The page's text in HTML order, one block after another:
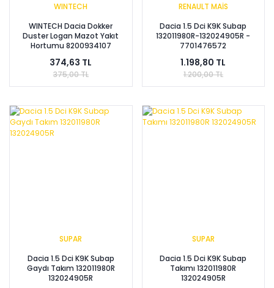
WINTECH
WINTECH Dacia Dokker
Duster Logan Mazot Yakıt
Hortumu 8200934107
374,63 TL
375,00 TL
RENAULT MAİS
Dacia 1.5 Dci K9K Subap
132011980R-132024905R -
7701476572
1.198,80 TL
1.200,00 TL
SUPAR
Dacia 1.5 Dci K9K Subap
Gaydı Takım 132011980R
132024905R
SUPAR
Dacia 1.5 Dci K9K Subap
Takımı 132011980R
132024905R